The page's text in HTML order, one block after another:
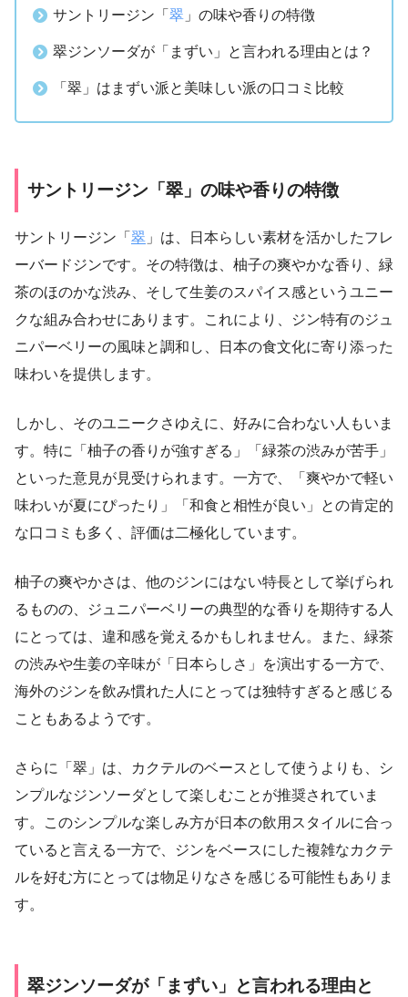
サントリージン「 翠 」の味や香りの特徴
翠ジンソーダが「まずい」と言われる理由とは？
「翠」はまずい派と美味しい派の口コミ比較
サントリージン「翠」の味や香りの特徴
サントリージン「 翠 」は、日本らしい素材を活かしたフレ
ーバードジンです。その特徴は、柚子の爽やかな香り、緑
茶のほのかな渋み、そして生姜のスパイス感というユニー
クな組み合わせにあります。これにより、ジン特有のジュ
ニパーベリーの風味と調和し、日本の食文化に寄り添った
味わいを提供します。
しかし、そのユニークさゆえに、好みに合わない人もいま
す。特に「柚子の香りが強すぎる」「緑茶の渋みが苦手」
といった意見が見受けられます。一方で、「爽やかで軽い
味わいが夏にぴったり」「和食と相性が良い」との肯定的
な口コミも多く、評価は二極化しています。
柚子の爽やかさは、他のジンにはない特長として挙げられ
るものの、ジュニパーベリーの典型的な香りを期待する人
にとっては、違和感を覚えるかもしれません。また、緑茶
の渋みや生姜の辛味が「日本らしさ」を演出する一方で、
海外のジンを飲み慣れた人にとっては独特すぎると感じる
こともあるようです。
さらに「翠」は、カクテルのベースとして使うよりも、シ
ンプルなジンソーダとして楽しむことが推奨されていま
す。このシンプルな楽しみ方が日本の飲用スタイルに合っ
ていると言える一方で、ジンをベースにした複雑なカクテ
ルを好む方にとっては物足りなさを感じる可能性もありま
す。
翠ジンソーダが「まずい」と言われる理由と